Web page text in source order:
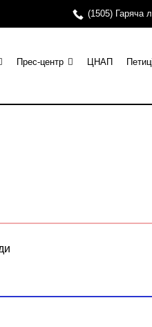
(1505) Гаряча
Прес-центр ЦНАП